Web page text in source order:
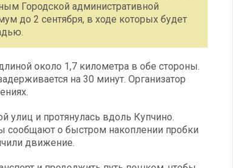
Городской административной
до 2 сентября, в ходе которых будет
около 1,7 километра в обе стороны.
на 30 минут. Организатор
улиц и протянулась вдоль Купчино.
сообщают о быстром накоплении пробки
движение.